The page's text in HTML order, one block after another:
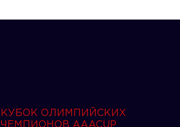
КУБОК ОЛИМПИЙСКИХ
ЧЕМПИОНОВ AAACUP